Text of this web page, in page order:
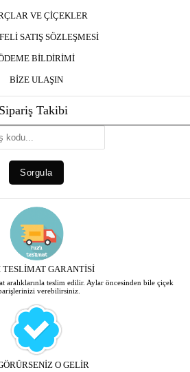
VE ÇİÇEKLER
SATIŞ SÖZLEŞMESİ
BİLDİRİMİ
BİZE ULAŞIN
Sipariş Takibi
GARANTİSİ
aralıklarınla teslim edilir. Aylar öncesinden bile çiçek
verebilirsiniz.
O GELİR